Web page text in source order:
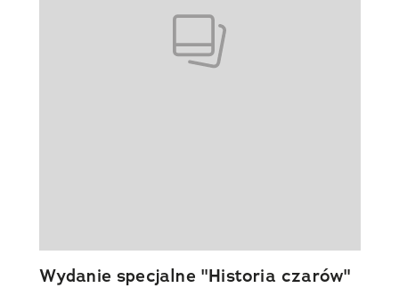
Wydanie specjalne "Historia czarów"